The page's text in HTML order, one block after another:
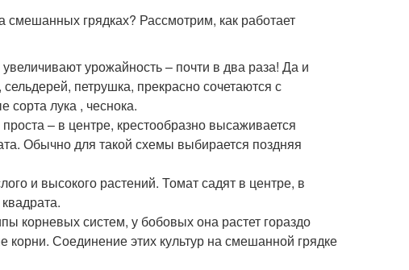
грядках? Рассмотрим, как работает
урожайность – почти в два раза! Да и
петрушка, прекрасно сочетаются с
сорта лука , чеснока.
– в центре, крестообразно высаживается
Обычно для такой схемы выбирается поздняя
и высокого растений. Томат садят в центре, в
корневых систем, у бобовых она растет гораздо
корни. Соединение этих культур на смешанной грядке